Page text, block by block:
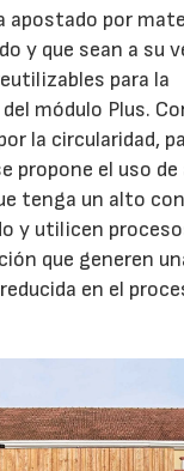
apostado por
y que sean a su
para la
módulo Plus.
la circularidad,
propone el uso de
tenga un alto
y utilicen
que generen
en el